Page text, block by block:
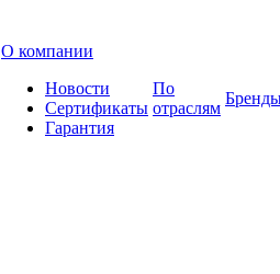
О компании
Новости
Сертификаты
Гарантия
По
отраслям